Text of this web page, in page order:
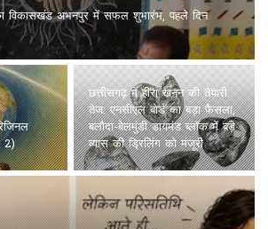
विकासखंड अभनपुर में सफल शुभारंभ, पहले दिन
2)
छत्तीसगढ़ में हीरा खनन की तैयारी
तेज: एनसीएल बोर्ड का बड़ा फैसला,
बलौदा-बेलमुंडी डायमंड ब्लॉक में बड़े
व्यास की ड्रिलिंग को मंजूरी